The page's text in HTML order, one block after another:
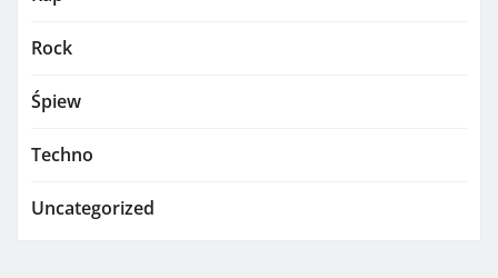
Rock
Śpiew
Techno
Uncategorized